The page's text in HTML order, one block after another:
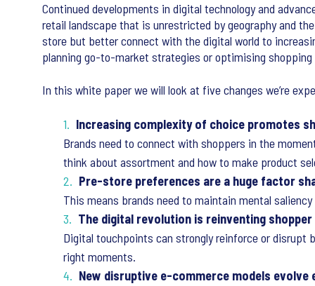
Continued developments in digital technology and
retail landscape that is unrestricted by geography and
store but better connect with the digital world to
planning go-to-market strategies or optimising
In this white paper we will look at five changes we’re
Increasing complexity of choice promotes
Brands need to connect with shoppers in the
think about assortment and how to make product
Pre-store preferences are a huge factor
This means brands need to maintain mental
The digital revolution is reinventing
Digital touchpoints can strongly reinforce or disrupt
right moments.
New disruptive e-commerce models evolve